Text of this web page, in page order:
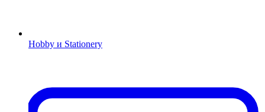
Hobby и Stationery